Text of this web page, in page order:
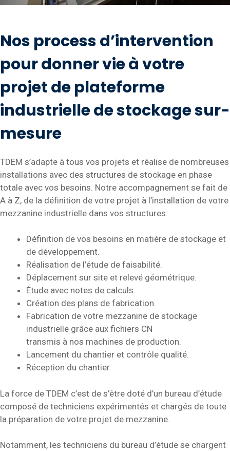
Nos process d’intervention
pour donner vie à votre
projet de plateforme
industrielle de stockage sur-
mesure
TDEM s’adapte à tous vos projets et réalise de nombreuses
installations avec des structures de stockage en phase
totale avec vos besoins. Notre accompagnement se fait de
A à Z, de la définition de votre projet à l’installation de votre
mezzanine industrielle dans vos structures.
Définition de vos besoins en matière de stockage et
de développement.
Réalisation de l’étude de faisabilité.
Déplacement sur site et relevé géométrique.
Étude avec notes de calculs.
Création des plans de fabrication.
Fabrication de votre mezzanine de stockage
industrielle grâce aux fichiers CN
transmis à nos machines de production.
Lancement du chantier et contrôle qualité.
Réception du chantier.
La force de TDEM c’est de s’être doté d’un bureau d’étude
composé de techniciens expérimentés et chargés de toute
la préparation de votre projet de mezzanine.
Notamment, les techniciens du bureau d’étude se chargent